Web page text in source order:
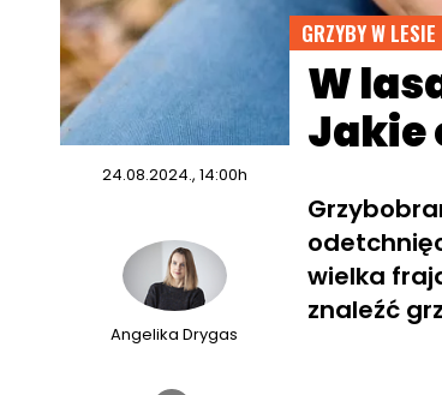
GRZYBY W LESIE
W
Jakie
24.08.2024., 14:00h
Angelika Drygas
wielka
znaleźć